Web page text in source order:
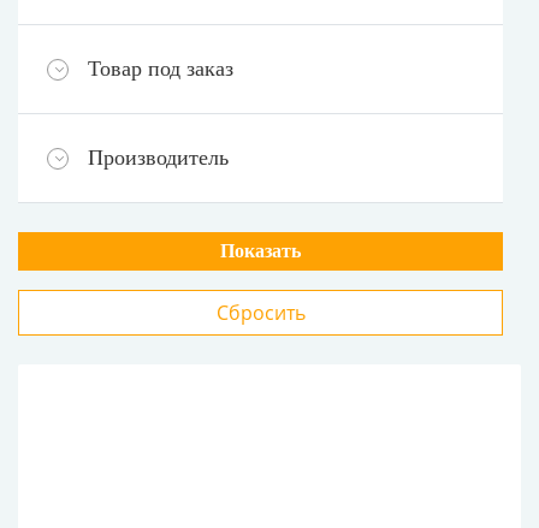
Товар под заказ
Производитель